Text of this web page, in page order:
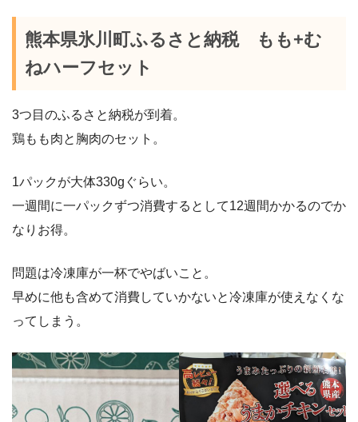
熊本県氷川町ふるさと納税 もも+む
ねハーフセット
3つ目のふるさと納税が到着。
鶏もも肉と胸肉のセット。
1パックが大体330gぐらい。
一週間に一パックずつ消費するとして12週間かかるのでか
なりお得。
問題は冷凍庫が一杯でやばいこと。
早めに他も含めて消費していかないと冷凍庫が使えなくな
ってしまう。